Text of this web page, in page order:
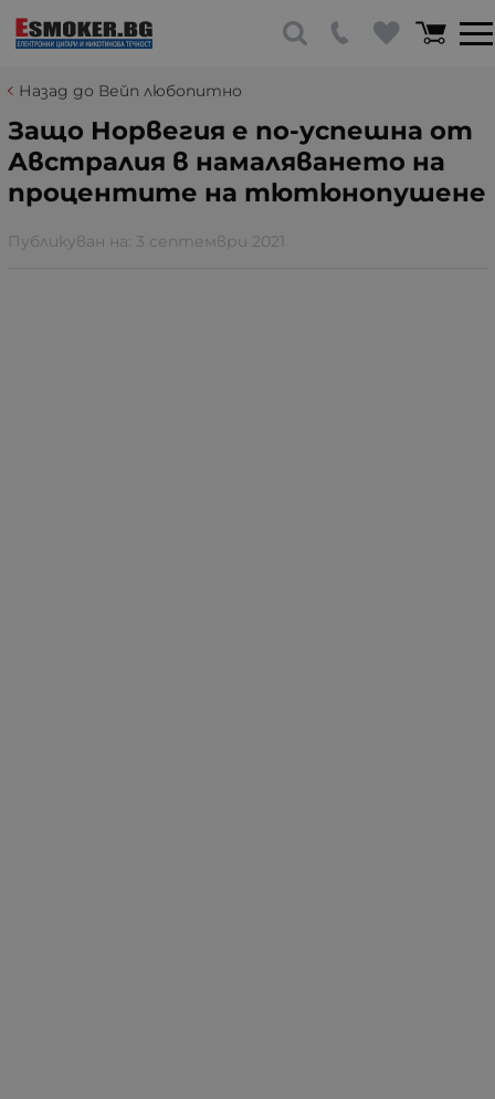
Назад до Вейп любопитно
Защо Норвегия е по-успешна от
Австралия в намаляването на
процентите на тютюнопушене
Публикуван на: 3 септември 2021